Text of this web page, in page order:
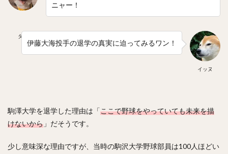
タマ
ニャー！
イッヌ
伊藤大海投手の退学の真実に迫ってみるワン！
駒澤大学を退学した理由は「ここで野球をやっていても未来を描
けないから 」だそうです。
少し意味深な理由ですが、当時の駒沢大学野球部員は100人ほどい